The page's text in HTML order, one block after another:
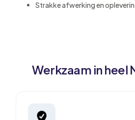
Strakke afwerking en
Werkzaam in heel